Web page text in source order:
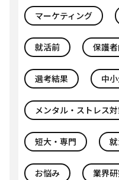
マーケティング
就活前 保護
選考結果 中
メンタル・ストレス
短大・専門
お悩み 業界